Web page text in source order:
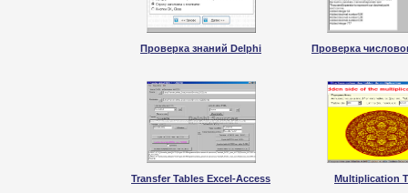
Проверка знаний Delphi Проверка
Transfer Tables Excel-Access Multiplication